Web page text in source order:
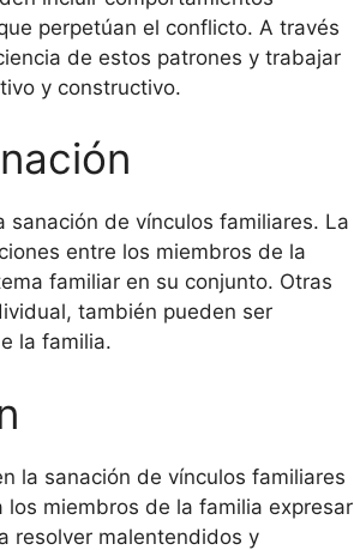
perpetúan el conflicto. A través
de estos patrones y trabajar
y constructivo.
de vínculos familiares. La
entre los miembros de la
familiar en su conjunto. Otras
también pueden ser
la familia.
la sanación de vínculos familiares
miembros de la familia expresar
resolver malentendidos y